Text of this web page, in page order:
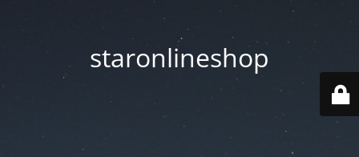
staronlineshop